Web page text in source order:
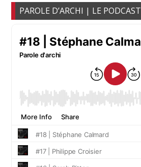
PAROLE D’ARCHI | LE PODCAST